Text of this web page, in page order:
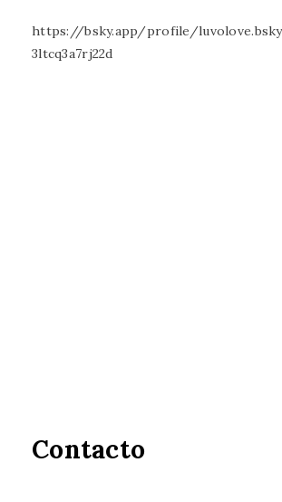
https://bsky.app/profile/
3ltcq3a7rj22d
Contacto